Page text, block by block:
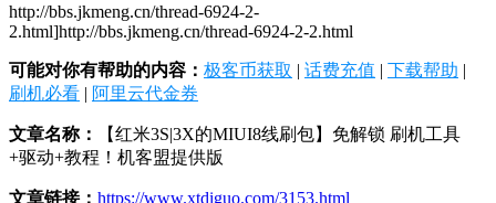
http://bbs.jkmeng.cn/thread-6924-2-
2.html]http://bbs.jkmeng.cn/thread-6924-2-2.html
可能对你有帮助的内容： 极客币获取 | 话费充值 | 下载帮助 |
刷机必看 | 阿里云代金券
文章名称：
【红米3S|3X的MIUI8线刷包】免解锁 刷机工具
+驱动+教程！机客盟提供版
文章链接： https://www.xtdiguo.com/3153.html